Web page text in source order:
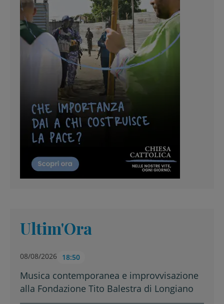
Ultim'Ora
08/08/2026 18:50
Musica contemporanea e improvvisazione
alla Fondazione Tito Balestra di Longiano